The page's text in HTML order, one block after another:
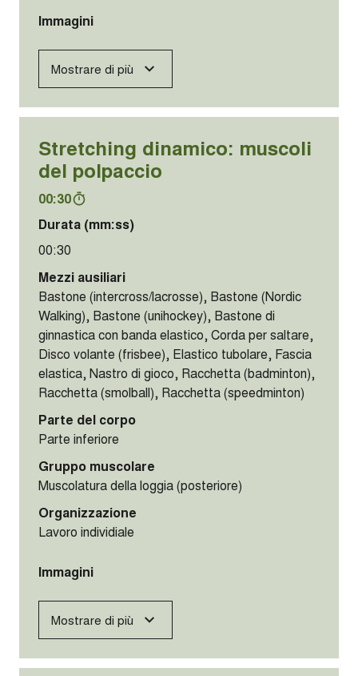
(badminton), Racchetta (smolball), Racchetta
Parte del corpo
Parte superiore
Organizzazione
Immagini
Mostrare di più
Mobilitazione: spalle
00:15
Durata (mm:ss)
00:15
Mezzi ausiliari
Bastone (intercross/lacrosse), Bastone (Nordic
Walking), Bastone (unihockey), Bastone di
ginnastica con banda elastico, Corda per saltare,
Disco volante (frisbee), Elastico tubolare, Fascia
Racchetta (smolball), Racchetta (speedminton)
Parte superiore
Lavoro individiale
Immagini